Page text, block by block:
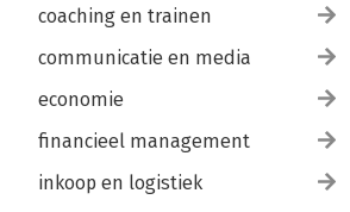
coaching en trainen
communicatie en media
economie
financieel management
inkoop en logistiek